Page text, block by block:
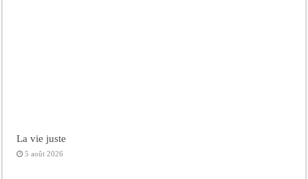
La vie juste
5 août 2026